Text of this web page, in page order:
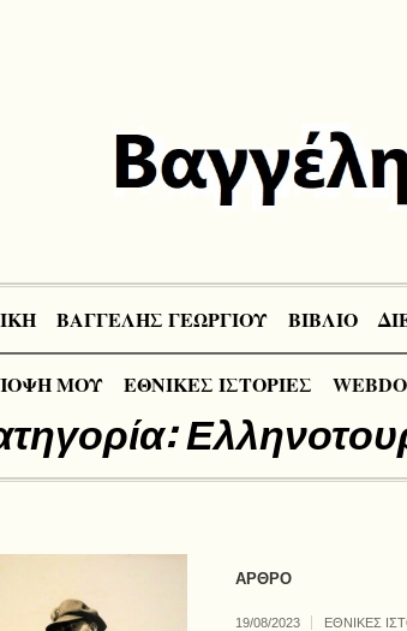
ΒΑΓΓΕΛΗΣ ΓΕΩΡΓΙΟΥ ΒΙΒΛΙΟ
ΜΟΥ ΕΘΝΙΚΕΣ ΙΣΤΟΡΙΕΣ
ΑΡΘΡΟ
19/08/2023 ΕΘΝΙΚΕΣ